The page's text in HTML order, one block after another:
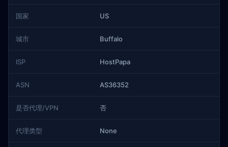
国家 US
城市 Buffalo
ISP HostPapa
ASN AS36352
是否代理/VPN 否
代理类型 None